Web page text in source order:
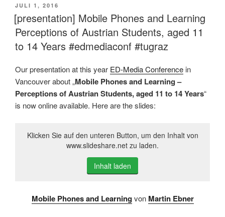
VERÖFFENTLICHT
AM
JULI 1, 2016
[presentation] Mobile Phones and Learning
Perceptions of Austrian Students, aged 11
to 14 Years #edmediaconf #tugraz
Our presentation at this year ED-Media Conference in
Vancouver about „Mobile Phones and Learning –
Perceptions of Austrian Students, aged 11 to 14 Years“
is now online available. Here are the slides:
Klicken Sie auf den unteren Button, um den Inhalt von
www.slideshare.net zu laden.
Inhalt laden
Mobile Phones and Learning von Martin Ebner